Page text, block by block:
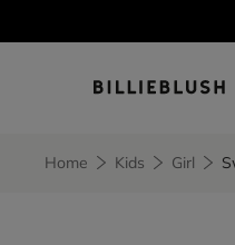
Home Kids Girl